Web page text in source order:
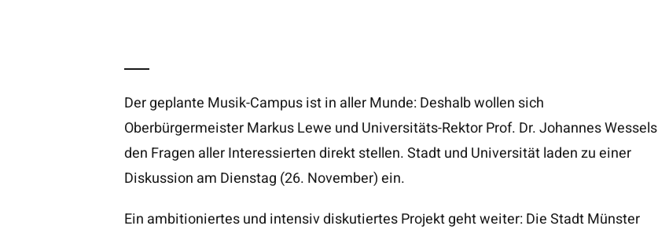
Der geplante Musik-Campus ist in aller Munde: Deshalb wollen sich
Oberbürgermeister Markus Lewe und Universitäts-Rektor Prof. Dr. Johannes Wessels
den Fragen aller Interessierten direkt stellen. Stadt und Universität laden zu einer
Diskussion am Dienstag (26. November) ein.
Ein ambitioniertes und intensiv diskutiertes Projekt geht weiter: Die Stadt Münster